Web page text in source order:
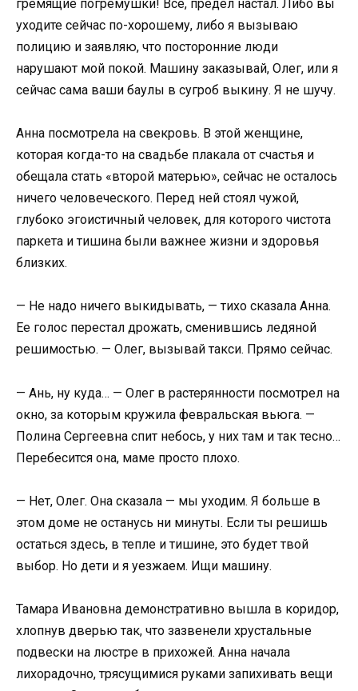
гремящие погремушки! Все, предел настал. Либо вы
уходите сейчас по-хорошему, либо я вызываю
полицию и заявляю, что посторонние люди
нарушают мой покой. Машину заказывай, Олег, или я
сейчас сама ваши баулы в сугроб выкину. Я не шучу.
Анна посмотрела на свекровь. В этой женщине,
которая когда-то на свадьбе плакала от счастья и
обещала стать «второй матерью», сейчас не осталось
ничего человеческого. Перед ней стоял чужой,
глубоко эгоистичный человек, для которого чистота
паркета и тишина были важнее жизни и здоровья
близких.
— Не надо ничего выкидывать, — тихо сказала Анна.
Ее голос перестал дрожать, сменившись ледяной
решимостью. — Олег, вызывай такси. Прямо сейчас.
— Ань, ну куда… — Олег в растерянности посмотрел на
окно, за которым кружила февральская вьюга. —
Полина Сергеевна спит небось, у них там и так тесно…
Перебесится она, маме просто плохо.
— Нет, Олег. Она сказала — мы уходим. Я больше в
этом доме не останусь ни минуты. Если ты решишь
остаться здесь, в тепле и тишине, это будет твой
выбор. Но дети и я уезжаем. Ищи машину.
Тамара Ивановна демонстративно вышла в коридор,
хлопнув дверью так, что зазвенели хрустальные
подвески на люстре в прихожей. Анна начала
лихорадочно, трясущимися руками запихивать вещи